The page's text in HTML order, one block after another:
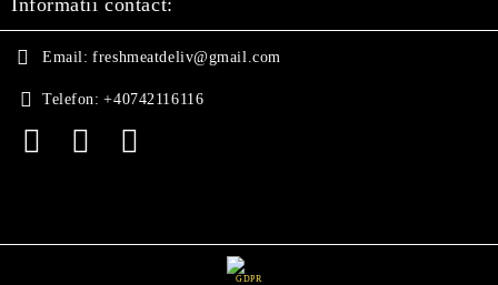
Informatii contact:
Email: freshmeatdeliv@gmail.com
Telefon: +40742116116
GDPR